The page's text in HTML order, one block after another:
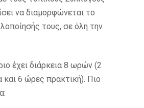
να διαμορφώνεται το
τους, σε όλη την
έχει διάρκεια 8 ωρών (2
6 ώρες πρακτική). Πιο